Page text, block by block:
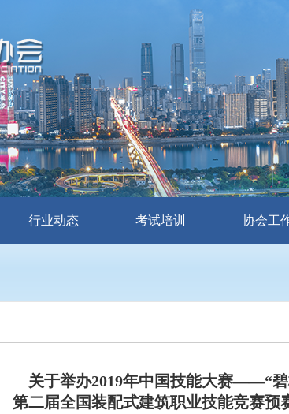
行业动态 考试培训 协会工
关于举办2019年中国技能大赛——“
第二届全国装配式建筑职业技能竞赛预